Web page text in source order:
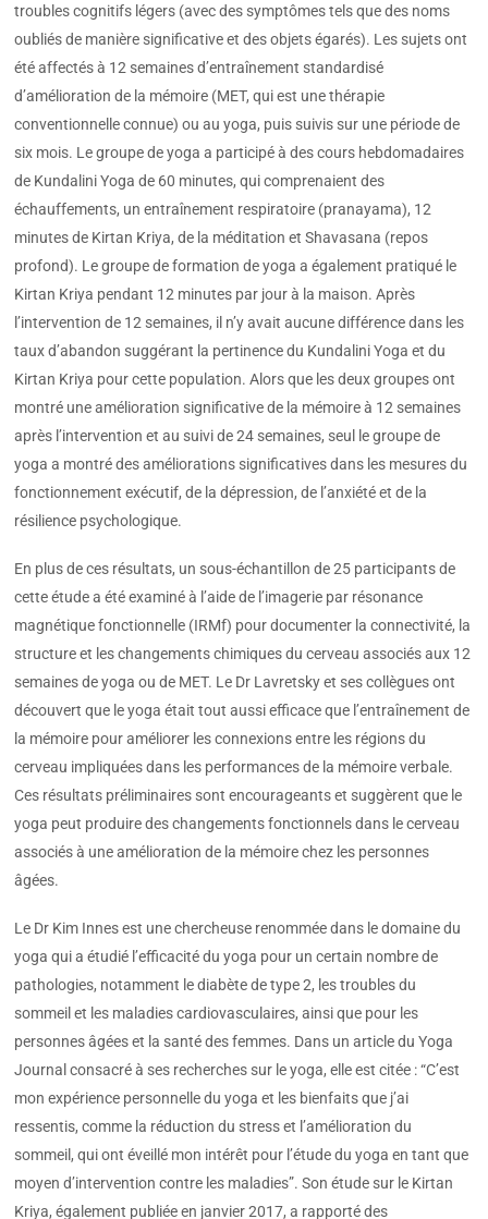
troubles cognitifs légers (avec des symptômes tels que des noms
oubliés de manière significative et des objets égarés). Les sujets ont
été affectés à 12 semaines d’entraînement standardisé
d’amélioration de la mémoire (MET, qui est une thérapie
conventionnelle connue) ou au yoga, puis suivis sur une période de
six mois. Le groupe de yoga a participé à des cours hebdomadaires
de Kundalini Yoga de 60 minutes, qui comprenaient des
échauffements, un entraînement respiratoire (pranayama), 12
minutes de Kirtan Kriya, de la méditation et Shavasana (repos
profond). Le groupe de formation de yoga a également pratiqué le
Kirtan Kriya pendant 12 minutes par jour à la maison. Après
l’intervention de 12 semaines, il n’y avait aucune différence dans les
taux d’abandon suggérant la pertinence du Kundalini Yoga et du
Kirtan Kriya pour cette population. Alors que les deux groupes ont
montré une amélioration significative de la mémoire à 12 semaines
après l’intervention et au suivi de 24 semaines, seul le groupe de
yoga a montré des améliorations significatives dans les mesures du
fonctionnement exécutif, de la dépression, de l’anxiété et de la
résilience psychologique.
En plus de ces résultats, un sous-échantillon de 25 participants de
cette étude a été examiné à l’aide de l’imagerie par résonance
magnétique fonctionnelle (IRMf) pour documenter la connectivité, la
structure et les changements chimiques du cerveau associés aux 12
semaines de yoga ou de MET. Le Dr Lavretsky et ses collègues ont
découvert que le yoga était tout aussi efficace que l’entraînement de
la mémoire pour améliorer les connexions entre les régions du
cerveau impliquées dans les performances de la mémoire verbale.
Ces résultats préliminaires sont encourageants et suggèrent que le
yoga peut produire des changements fonctionnels dans le cerveau
associés à une amélioration de la mémoire chez les personnes
âgées.
Le Dr Kim Innes est une chercheuse renommée dans le domaine du
yoga qui a étudié l’efficacité du yoga pour un certain nombre de
pathologies, notamment le diabète de type 2, les troubles du
sommeil et les maladies cardiovasculaires, ainsi que pour les
personnes âgées et la santé des femmes. Dans un article du Yoga
Journal consacré à ses recherches sur le yoga, elle est citée : “C’est
mon expérience personnelle du yoga et les bienfaits que j’ai
ressentis, comme la réduction du stress et l’amélioration du
sommeil, qui ont éveillé mon intérêt pour l’étude du yoga en tant que
moyen d’intervention contre les maladies”. Son étude sur le Kirtan
Kriya, également publiée en janvier 2017, a rapporté des